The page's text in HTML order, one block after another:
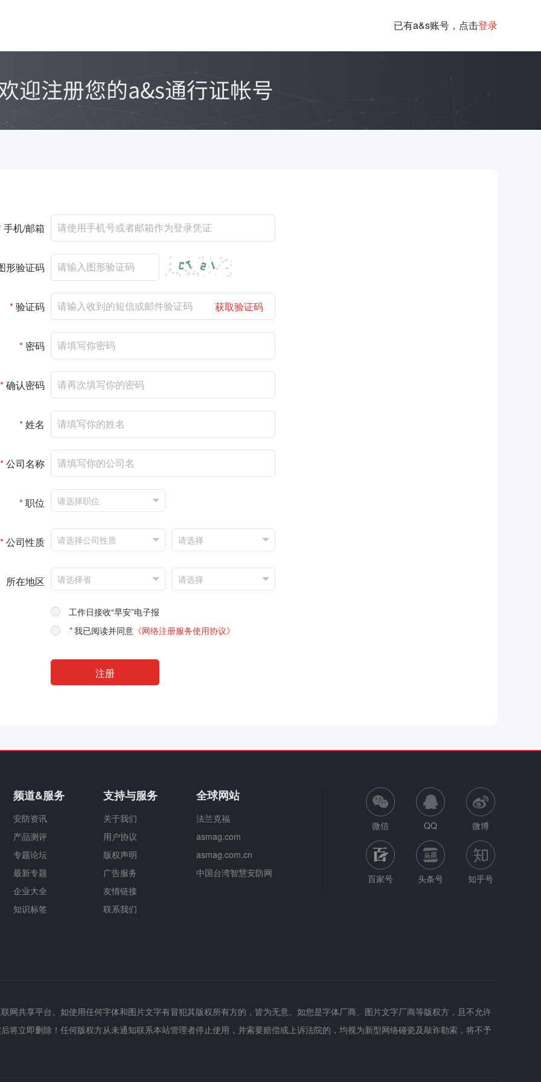
已有a&s账号，点击登录
手机/邮箱
形验证码
*验证码 获取验证码
* 密码
*确认密码
*姓名
*公司名称
*职位
*公司性质
所在地区
工作日接收“早安”电子报
*我已阅读并同意 《网络注册服务使用协议》
频道&服务
安防资讯
产品测评
专题论坛
最新专题
企业大全
知识标签
支持与服务
关于我们
用户协议
版权声明
广告服务
友情链接
联系我们
全球网站
法兰克福
asmag.com
asmag.com.cn
中国台湾智慧安防网
微信 QQ 微博
百家号 头条号 知乎号
网共享平台。如使用任何字体和图片文字有冒犯其版权所有方的，皆为无意。如您是字体厂商、图片文字厂商等版权方，且不允许
将立即删除！任何版权方从未通知联系本站管理者停止使用，并索要赔偿或上诉法院的，均视为新型网络碰瓷及敲诈勒索，将不予